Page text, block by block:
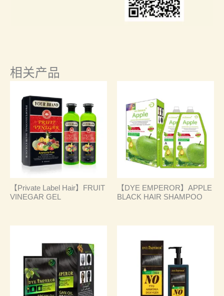
相关产品
【Private Label Hair】FRUIT
VINEGAR GEL
【DYE EMPEROR】APPLE
BLACK HAIR SHAMPOO